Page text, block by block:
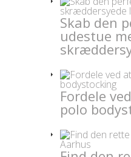
Skab den
udestue
Fordele
polo